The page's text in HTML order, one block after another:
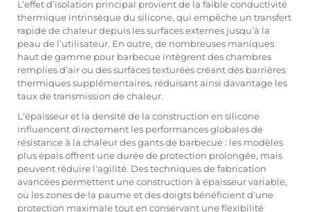
L’effet d’isolation principal provient de la faible conductivité
thermique intrinsèque du silicone, qui empêche un transfert
rapide de chaleur depuis les surfaces externes jusqu’à la
peau de l’utilisateur. En outre, de nombreuses maniques
haut de gamme pour barbecue intègrent des chambres
remplies d’air ou des surfaces texturées créant des barrières
thermiques supplémentaires, réduisant ainsi davantage les
taux de transmission de chaleur.
L'épaisseur et la densité de la construction en silicone
influencent directement les performances globales de
résistance à la chaleur des gants de barbecue : les modèles
plus épais offrent une durée de protection prolongée, mais
peuvent réduire l'agilité. Des techniques de fabrication
avancées permettent une construction à épaisseur variable,
où les zones de la paume et des doigts bénéficient d'une
protection maximale tout en conservant une flexibilité